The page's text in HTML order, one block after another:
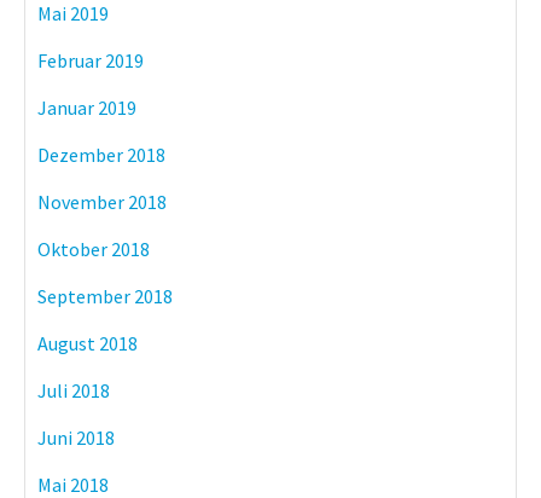
Mai 2019
Februar 2019
Januar 2019
Dezember 2018
November 2018
Oktober 2018
September 2018
August 2018
Juli 2018
Juni 2018
Mai 2018